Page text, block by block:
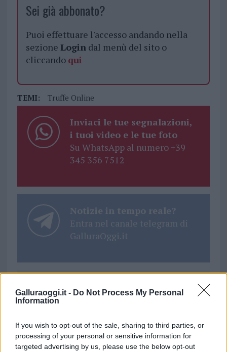
Galluraoggi.it - Do Not Process My Personal
Information
If you wish to opt-out of the sale, sharing to third parties, or
processing of your personal or sensitive information for
targeted advertising by us, please use the below opt-out
Sei già abbonato?
Puoi effettuare l'accesso andando nella
sezione Login dal menù del sito o
cliccando qui
TEMI: Truffe Online
Inviaci le tue segnalazioni,
i tuoi video e le tue foto
Su WhatsApp al numero +39
345 356 7512
Notizie in tempo reale?
Entra nel canale telegram di
GalluraOggi.it
Ricevi le nostre ultime news
daGoogle News